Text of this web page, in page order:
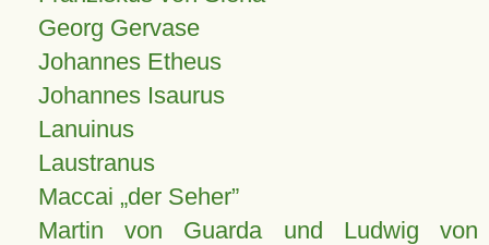
Georg Gervase
Johannes Etheus
Johannes Isaurus
Lanuinus
Laustranus
Maccai „der Seher”
Martin von Guarda und Ludwig von